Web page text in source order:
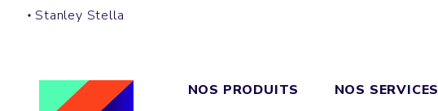
Stanley Stella
NOS PRODUITS
NOS SERVICES